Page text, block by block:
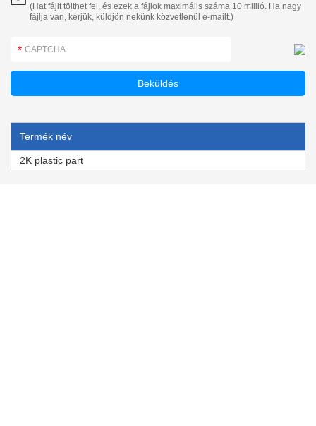
(Hat fájlt tölthet fel, és ezek a fájlok maximális száma 10 millió. Ha nagy
fájlja van, kérjük, küldjön nekünk közvetlenül e-mailt.)
Termék név
2K plastic part